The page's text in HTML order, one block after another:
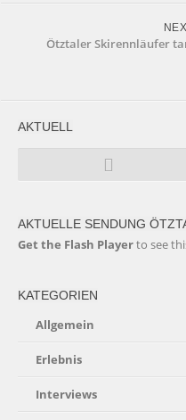
Ötztaler Skirennläufer
AKTUELL
AKTUELLE SENDUNG
Get the Flash Playerto see
KATEGORIEN
Allgemein
Erlebnis
Interviews